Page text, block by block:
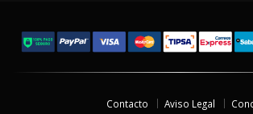
Contacto Aviso Legal